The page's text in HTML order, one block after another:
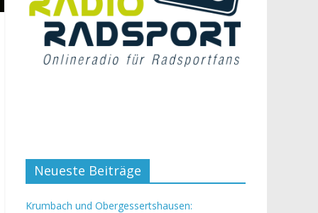
Neueste Beiträge
Krumbach und Obergessertshausen: